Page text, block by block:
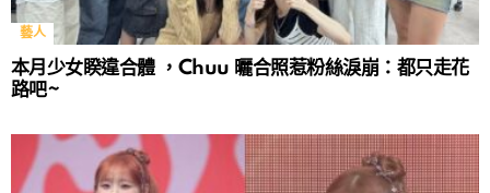
藝人
本月少女睽違合體 ，Chuu 曬合照惹粉絲淚崩：都只走花
路吧~